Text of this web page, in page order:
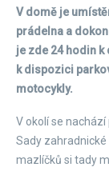
V domě je
prádelna a
je zde 24 hodin
k dispozici
motocykly.
V okolí se
Sady
mazlíčků si tady